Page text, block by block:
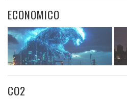
ECONOMICO
CO2